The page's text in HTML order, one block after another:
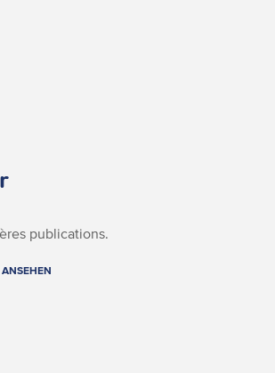
publications.